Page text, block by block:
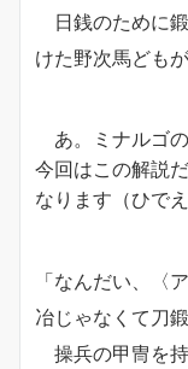
日銭のために
けた野次馬ども
あ。ミナルゴ
今回はこの解説
なります（ひでえ
「なんだい、
冶じゃなくて刀
操兵の甲冑を